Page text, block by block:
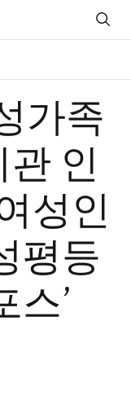
가족
인
성인
평등
스’